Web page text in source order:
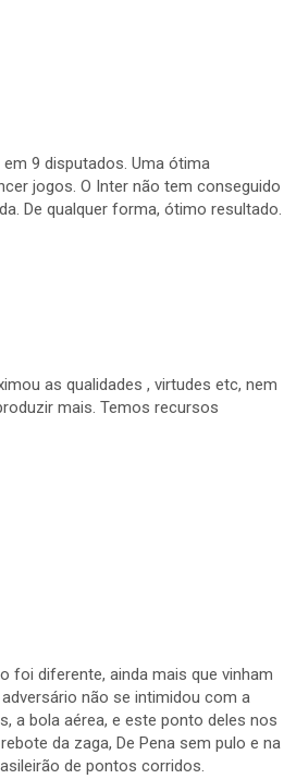
9 disputados. Uma ótima
jogos. O Inter não tem conseguido
De qualquer forma, ótimo resultado.
as qualidades , virtudes etc, nem
mais. Temos recursos
foi diferente, ainda mais que vinham
não se intimidou com a
a bola aérea, e este ponto deles nos
da zaga, De Pena sem pulo e na
de pontos corridos.